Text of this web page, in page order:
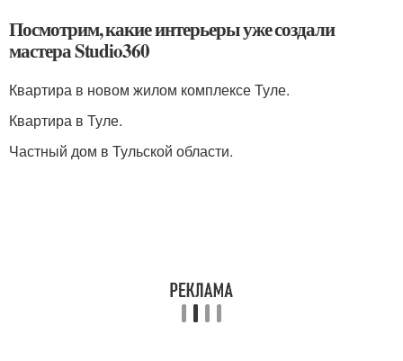
Посмотрим, какие интерьеры уже создали
мастера Studio360
Квартира в новом жилом комплексе Туле.
Квартира в Туле.
Частный дом в Тульской области.